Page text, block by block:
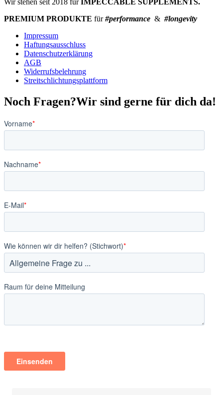
Wir stehen seit 2018 fürIMPECCABLE SUPPLEMENTS.
PREMIUM PRODUKTE für#performance & #longevity
Impressum
Haftungsausschluss
Datenschutzerklärung
AGB
Widerrufsbelehrung
Streitschlichtungsplattform
Noch Fragen?Wir sind gerne für dich da!